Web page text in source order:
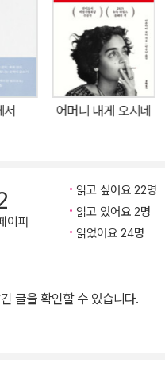
정》은 그렇게 불현듯 시작되
에게 씩씩하게 말을 건넨다.
가 듣고 싶다고. 그 말에 하나
래를 치면서도 삶의 구석구석
밖의’ 방향으로 흘렀지만, 그
이야기 앞에서 속절없이 약
시간 길러온 고유한 감수성이
는 날들을 헤아리는 이야기는
이었지만, 그 막막함 속에서
김달님의 뜻밖의 여정은 더
서 어머니 내게 오시네
이퍼
읽고 싶어요 22명
읽고 있어요 2명
읽었어요 24명
글을 확인할 수 있습니다.